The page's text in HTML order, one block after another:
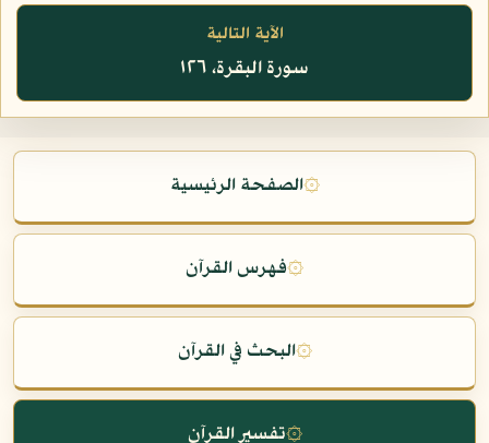
الآية التالية
سورة البقرة، ١٢٦
۞الصفحة الرئيسية
۞فهرس القرآن
۞البحث في القرآن
۞تفسير القرآن